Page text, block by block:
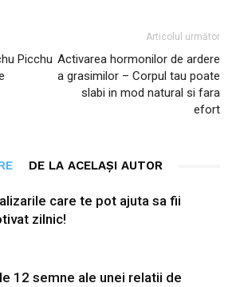
Picchu
Articolul următor
Activarea hormonilor de ardere
a grasimilor – Corpul tau poate
slabi in mod natural si fara
efort
DE LA ACELAȘI AUTOR
care te pot ajuta sa fii
zilnic!
12 semne ale unei relatii de